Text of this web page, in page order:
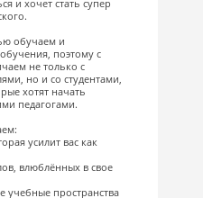
и хочет стать супер
обучаем и
поэтому с
не только с
но и со студентами,
хотят начать
педагогами.
усилит вас как
влюблённых в свое
учебные пространства